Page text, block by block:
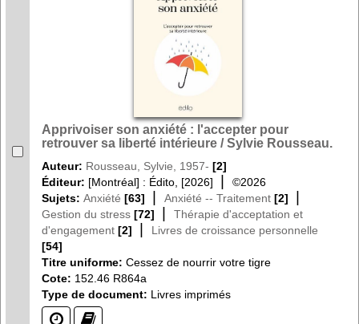
Apprivoiser son anxiété : l'accepter pour
retrouver sa liberté intérieure / Sylvie Rousseau.
Auteur: Rousseau, Sylvie, 1957- [2]
Éditeur: [Montréal] : Édito, [2026] |
©2026
Sujets: Anxiété [63] | Anxiété -- Traitement [2] |
Gestion du stress [72] |
Thérapie d'acceptation et
d'engagement [2] |
Livres de croissance personnelle
[54]
Titre uniforme: Cessez de nourrir votre tigre
Cote: 152.46 R864a
Type de document: Livres imprimés
(?) (?)